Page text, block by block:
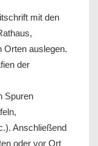
mit den
Orten auslegen.
der
Spuren
Anschließend
oder vor Ort